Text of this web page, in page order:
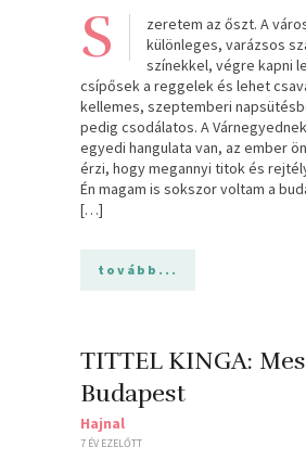
S
zeretem az őszt. A
különleges, varázsos
színekkel, végre kapni
csípősek a reggelek és lehet
kellemes, szeptemberi
pedig csodálatos. A
egyedi hangulata van, az ember
érzi, hogy megannyi titok és
Én magam is sokszor voltam a
[…]
tovább...
TITTEL KINGA:
Budapest
Hajnal
7 ÉV EZELŐTT